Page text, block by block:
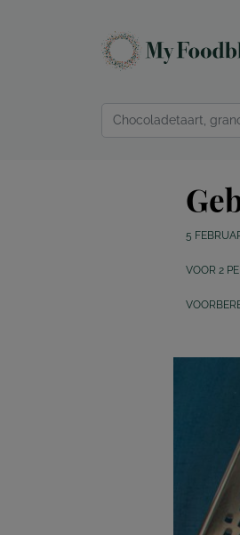
5
VOOR 2